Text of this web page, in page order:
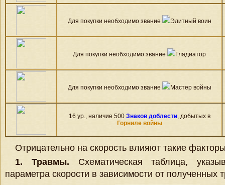
Для покупки необходимо звание Элитный воин
Для покупки необходимо звание Гладиатор
Для покупки необходимо звание Мастер войны
16 ур., наличие 500 Знаков доблести, добытых в
Горниле войны
Отрицательно на скорость влияют такие
1. Травмы. Схематическая таблица,
параметра скорости в зависимости от полученных